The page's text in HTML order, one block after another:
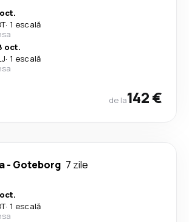
· 1 escală
oct.
· 1 escală
de la142 €
- Goteborg 7 zile
· 1 escală